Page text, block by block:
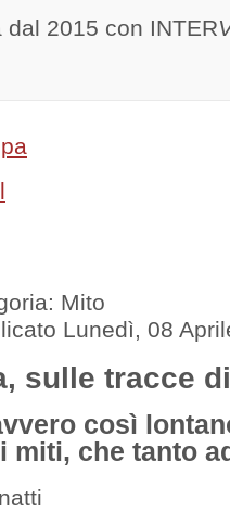
dal 2015 con INTER
Mito
Lunedì, 08
sulle tracce
così
miti, che tanto